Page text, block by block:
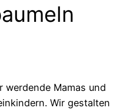
werdende Mamas und
Wir gestalten